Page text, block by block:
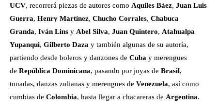
UCV, recorrerá piezas de autores como Aquiles Báez, Juan Luis
Guerra, Henry Martínez, Chucho Corrales, Chabuca
Granda, Iván Lins y Abel Silva, Juan Quintero, Atahualpa
Yupanqui, Gilberto Daza y también algunas de su autoría,
partiendo desde boleros y danzones de Cuba y merengues
de República Dominicana, pasando por joyas de Brasil,
tonadas, danzas zulianas y merengues de Venezuela, así como
cumbias de Colombia, hasta llegar a chacareras de Argentina.